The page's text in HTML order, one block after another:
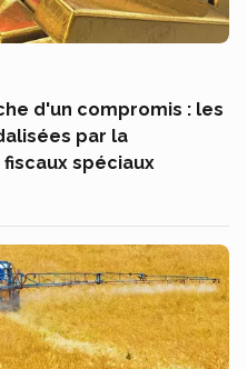
d'un compromis : les
par la
spéciaux